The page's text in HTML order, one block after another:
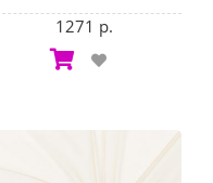
1271 р.